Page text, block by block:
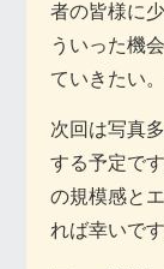
者の皆様に
ういった機
ていきたい
次回は写真
する予定で
の規模感と
れば幸いです